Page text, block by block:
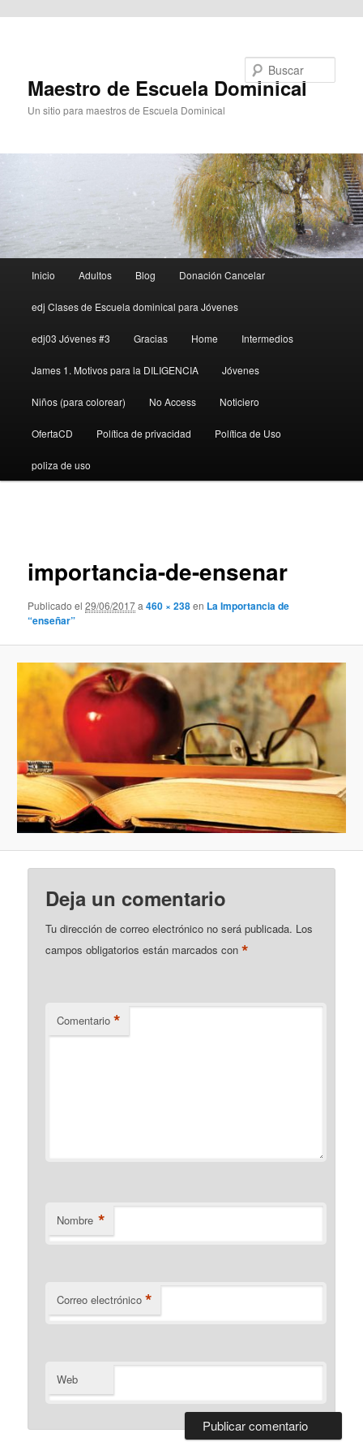
Maestro de Escuela Dominical
Un sitio para maestros de Escuela Dominical
principal
Inicio Adultos Blog Donación Cancelar
edj Clases de Escuela dominical para Jóvenes
edj03 Jóvenes #3 Gracias Home Intermedios
James 1. Motivos para la DILIGENCIA Jóvenes
Niños (para colorear) No Access Noticiero
OfertaCD Política de privacidad Política de Uso
poliza de uso
importancia-de-ensenar
Publicado el 29/06/2017a460 × 238en La Importancia de
“enseñar”
Deja un comentario
Tu dirección de correo electrónico no será publicada. Los
campos obligatorios están marcados con*
Comentario *
Nombre *
Correo electrónico *
Web